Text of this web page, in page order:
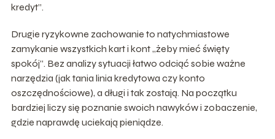
kredyt”.
Drugie ryzykowne zachowanie to natychmiastowe
zamykanie wszystkich kart i kont „żeby mieć święty
spokój”. Bez analizy sytuacji łatwo odciąć sobie ważne
narzędzia (jak tania linia kredytowa czy konto
oszczędnościowe), a długi i tak zostają. Na początku
bardziej liczy się poznanie swoich nawyków i zobaczenie,
gdzie naprawdę uciekają pieniądze.